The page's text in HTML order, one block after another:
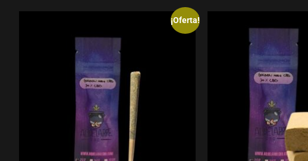
¡Oferta!